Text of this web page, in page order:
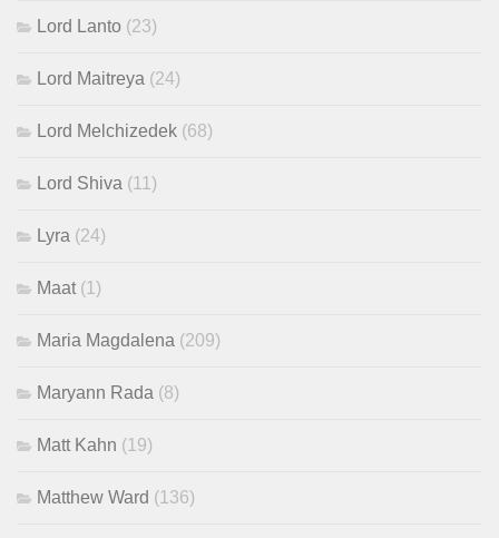
Lord Lanto (23)
Lord Maitreya (24)
Lord Melchizedek (68)
Lord Shiva (11)
Lyra (24)
Maat (1)
Maria Magdalena (209)
Maryann Rada (8)
Matt Kahn (19)
Matthew Ward (136)